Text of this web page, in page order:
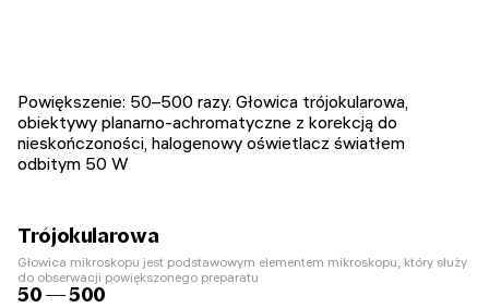
Powiększenie: 50–500 razy. Głowica trójokularowa,
obiektywy planarno-achromatyczne z korekcją do
nieskończoności, halogenowy oświetlacz światłem
odbitym 50 W
Trójokularowa
Głowica mikroskopu jest podstawowym elementem mikroskopu, który służy
do obserwacji powiększonego preparatu
50 — 500